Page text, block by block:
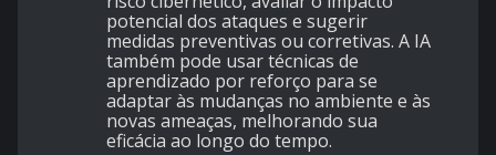
potencial dos ataques e sugerir
medidas preventivas ou corretivas. A IA
também pode usar técnicas de
aprendizado por reforço para se
adaptar às mudanças no ambiente e às
novas ameaças, melhorando sua
eficácia ao longo do tempo.